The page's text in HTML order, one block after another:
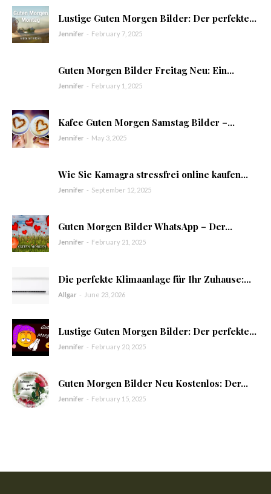
Lustige Guten Morgen Bilder: Der perfekte...
Jennifer - February 7, 2025
Guten Morgen Bilder Freitag Neu: Ein...
Jennifer - February 1, 2025
Kafee Guten Morgen Samstag Bilder –...
Jennifer - May 3, 2025
Wie Sie Kamagra stressfrei online kaufen...
Jennifer - September 12, 2025
Guten Morgen Bilder WhatsApp – Der...
Jennifer - February 21, 2025
Die perfekte Klimaanlage für Ihr Zuhause:...
Allgar - June 23, 2026
Lustige Guten Morgen Bilder: Der perfekte...
Jennifer - February 20, 2025
Guten Morgen Bilder Neu Kostenlos: Der...
Jennifer - February 15, 2025